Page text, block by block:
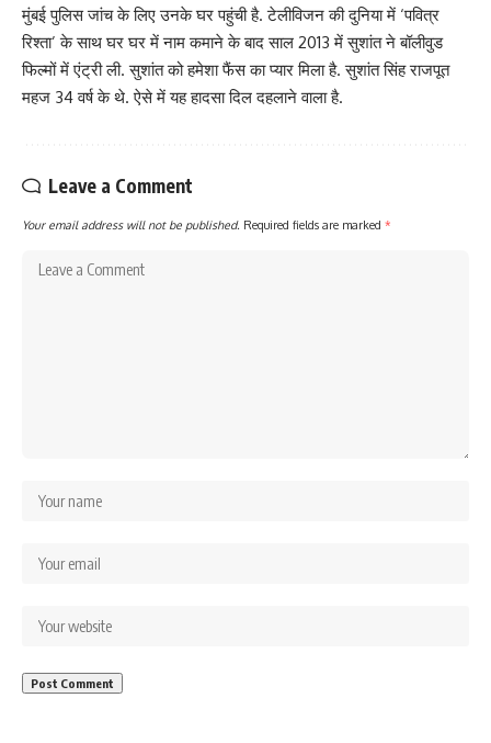
मुंबई पुलिस जांच के लिए उनके घर पहुंची है. टेलीविजन की दुनिया में ‘पवित्र
रिश्ता’ के साथ घर घर में नाम कमाने के बाद साल 2013 में सुशांत ने बॉलीवुड
फिल्मों में एंट्री ली. सुशांत को हमेशा फैंस का प्यार मिला है. सुशांत सिंह राजपूत
महज 34 वर्ष के थे. ऐसे में यह हादसा दिल दहलाने वाला है.
Leave a Comment
Your email address will not be published. Required fields are marked *